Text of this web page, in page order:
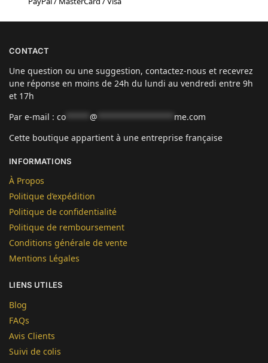
CONTACT
Une question ou une suggestion, contactez-nous et recevrez
une réponse en moins de 24h du lundi au vendredi entre 9h
et 17h
Par e-mail : co @
me.com
Cette boutique appartient à une entreprise française
INFORMATIONS
À Propos
Politique d’expédition
Politique de confidentialité
Politique de remboursement
Conditions générale de vente
Mentions Légales
LIENS UTILES
Blog
FAQs
Avis Clients
Suivi de colis